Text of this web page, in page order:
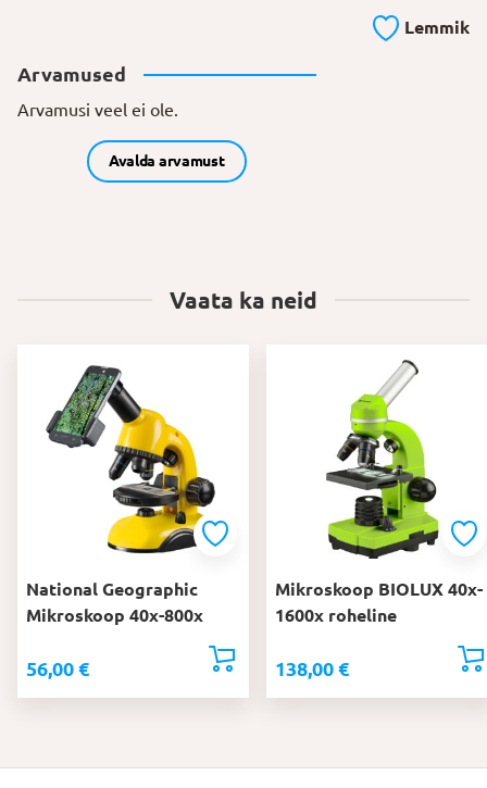
Lemmik
Arvamused
Arvamusi veel ei ole.
Avalda arvamust
Vaata ka neid
National Geographic
Mikroskoop 40x-800x
56,00 €
Mikroskoop BIOLUX 40x-
1600x roheline
138,00 €